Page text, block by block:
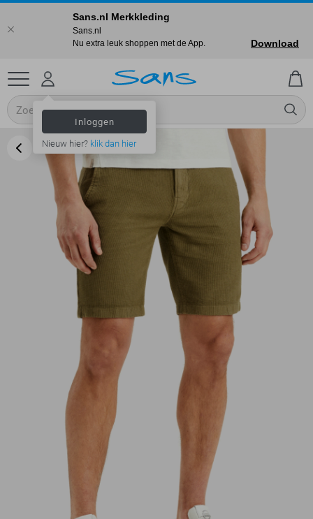
Inloggen
Nieuw hier? klik dan hier
Sans.nl Merkkleding
Sans.nl
Nu extra leuk shoppen met de App.
Download